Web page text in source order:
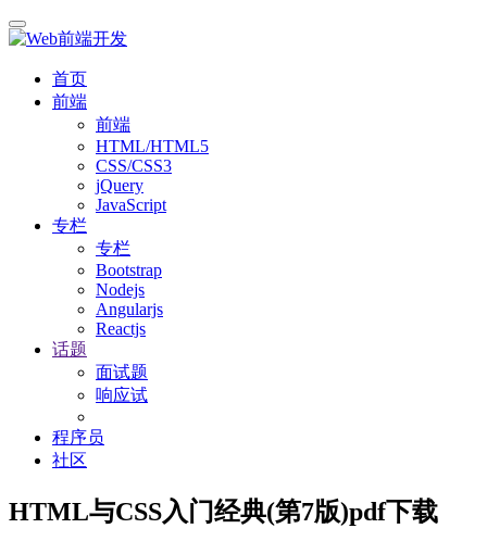
首页
前端
前端
HTML/HTML5
CSS/CSS3
jQuery
JavaScript
专栏
专栏
Bootstrap
Nodejs
Angularjs
Reactjs
话题
面试题
响应试
程序员
社区
HTML与CSS入门经典(第7版)pdf下载